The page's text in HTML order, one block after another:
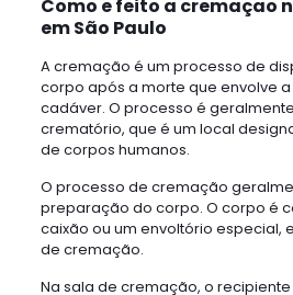
Como e feito a cremaçao
em São Paulo
A cremação é um processo de
corpo após a morte que envolve
cadáver. O processo é
crematório, que é um local
de corpos humanos.
O processo de cremação
preparação do corpo. O corpo é
caixão ou um envoltório especial,
de cremação.
Na sala de cremação, o